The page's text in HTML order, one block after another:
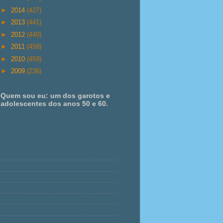
► 2014 (427)
► 2013 (441)
► 2012 (440)
► 2011 (459)
► 2010 (459)
► 2009 (236)
Quem sou eu: um dos garotos e
adolescentes dos anos 50 e 60.